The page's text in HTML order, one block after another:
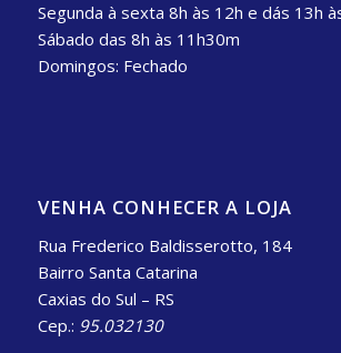
Segunda à sexta 8h às 12h e dás 13h
Sábado das 8h às 11h30m
Domingos: Fechado
VENHA CONHECER A LOJA
Rua Frederico Baldisserotto, 184
Bairro Santa Catarina
Caxias do Sul – RS
Cep.: 95.032130